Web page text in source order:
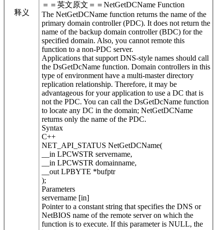
释义
＝＝英文原文＝＝NetGetDCName Function
The NetGetDCName function returns the name of the
primary domain controller (PDC). It does not return the
name of the backup domain controller (BDC) for the
specified domain. Also, you cannot remote this
function to a non-PDC server.
Applications that support DNS-style names should call
the DsGetDcName function. Domain controllers in this
type of environment have a multi-master directory
replication relationship. Therefore, it may be
advantageous for your application to use a DC that is
not the PDC. You can call the DsGetDcName function
to locate any DC in the domain; NetGetDCName
returns only the name of the PDC.
Syntax
C++
NET_API_STATUS NetGetDCName(
__in LPCWSTR servername,
__in LPCWSTR domainname,
__out LPBYTE *bufptr
);
Parameters
servername [in]
Pointer to a constant string that specifies the DNS or
NetBIOS name of the remote server on which the
function is to execute. If this parameter is NULL, the